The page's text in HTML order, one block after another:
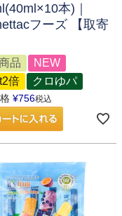
本)｜
フーズ 【取寄
品
NEW
倍
クロゆパ
¥756税込